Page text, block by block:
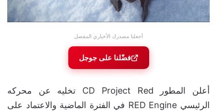
أجعلنا مصدرك الأخباري المفضل
فضّلنا على جوجل
أعلن المطور CD Project Red تخليه عن محركه
الرئيسي RED Engine في الفترة الماضية والاعتماد على